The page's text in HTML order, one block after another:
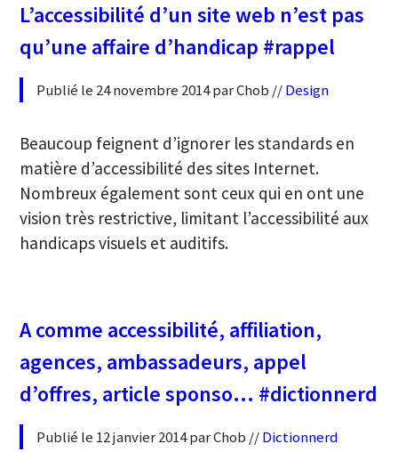
L’accessibilité d’un site web n’est pas
qu’une affaire d’handicap #rappel
Publié le 24 novembre 2014 par Chob //Design
Beaucoup feignent d’ignorer les standards en
matière d’accessibilité des sites Internet.
Nombreux également sont ceux qui en ont une
vision très restrictive, limitant l’accessibilité aux
handicaps visuels et auditifs.
A comme accessibilité, affiliation,
agences, ambassadeurs, appel
d’offres, article sponso… #dictionnerd
Publié le 12 janvier 2014 par Chob //Dictionnerd